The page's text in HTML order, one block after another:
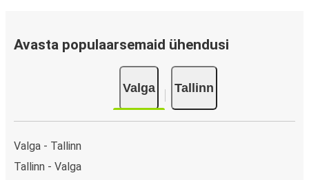
Avasta populaarsemaid ühendusi
Valga Tallinn
Valga - Tallinn
Tallinn - Valga